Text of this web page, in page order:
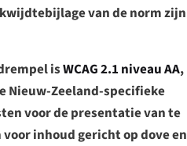
van de norm zijn
isWCAG 2.1 niveau AA,
Nieuw-Zeeland-specifieke
voor de presentatie van te
inhoud gericht op dove en